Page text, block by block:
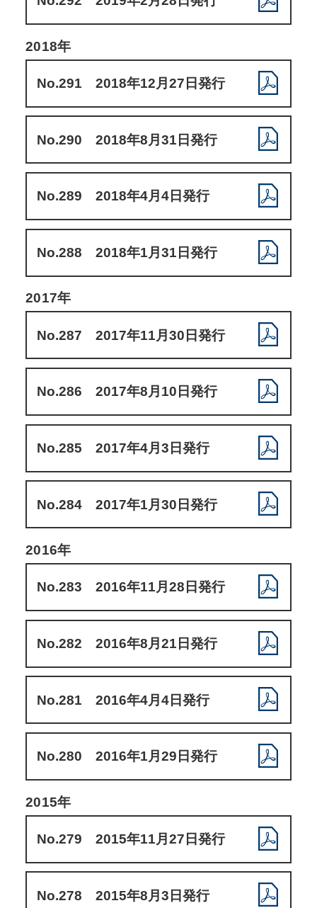
2018年
No.291 2018年12月27日発行
No.290 2018年8月31日発行
No.289 2018年4月4日発行
No.288 2018年1月31日発行
2017年
No.287 2017年11月30日発行
No.286 2017年8月10日発行
No.285 2017年4月3日発行
No.284 2017年1月30日発行
2016年
No.283 2016年11月28日発行
No.282 2016年8月21日発行
No.281 2016年4月4日発行
No.280 2016年1月29日発行
2015年
No.279 2015年11月27日発行
No.278 2015年8月3日発行